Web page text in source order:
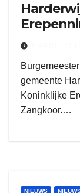
gemeente
Koninklijke
Zangkoor.…
NIEUWS